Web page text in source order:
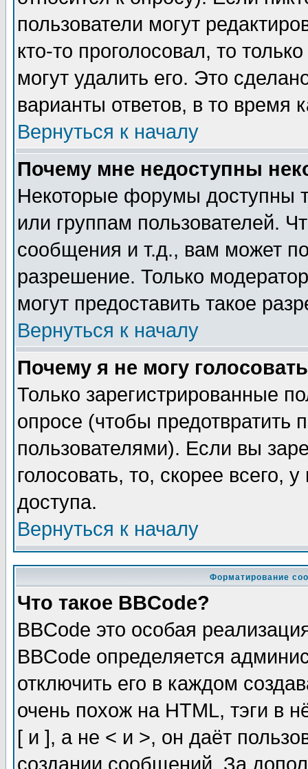
пользователи могут
кто-то проголосовал, то
могут удалить его. Это
варианты ответов, в то время
Вернуться к началу
Почему мне недоступны
Некоторые форумы доступны
или группам пользователей.
сообщения и т.д., вам может
разрешение. Только
могут предоставить такое
Вернуться к началу
Почему я не могу
Только зарегистрированные
опросе (чтобы предотвратить
пользователями). Если вы
голосовать, то, скорее всего,
доступа.
Вернуться к началу
Форматирование
Что такое BBCode?
BBCode это особая
BBCode определяется
отключить его в каждом
очень похож на HTML, тэги в
[ и ], а не < и >, он даёт
создании сообщений. За